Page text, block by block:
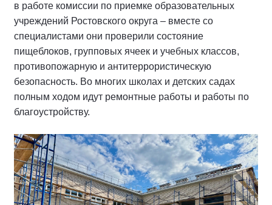
в работе комиссии по приемке образовательных
учреждений Ростовского округа – вместе со
специалистами они проверили состояние
пищеблоков, групповых ячеек и учебных классов,
противопожарную и антитеррористическую
безопасность. Во многих школах и детских садах
полным ходом идут ремонтные работы и работы по
благоустройству.